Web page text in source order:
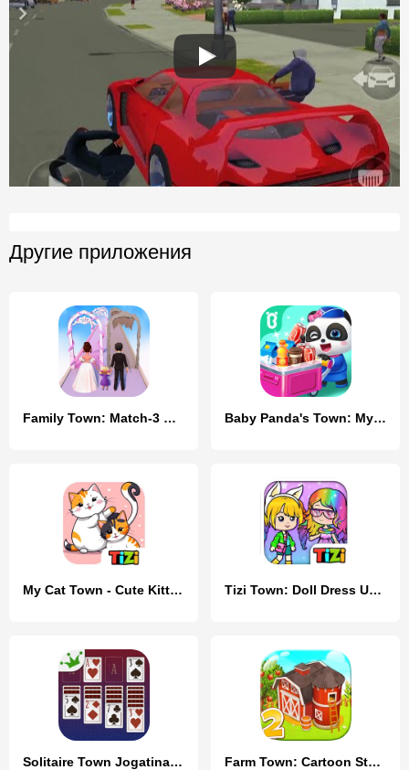
Другие приложения
Family Town: Match-3 Makeover Baby Panda's Town: My Dream
My Cat Town - Cute Kitty Games Tizi Town: Doll Dress Up Games
Solitaire Town Jogatina: Cards Farm Town: Cartoon Story